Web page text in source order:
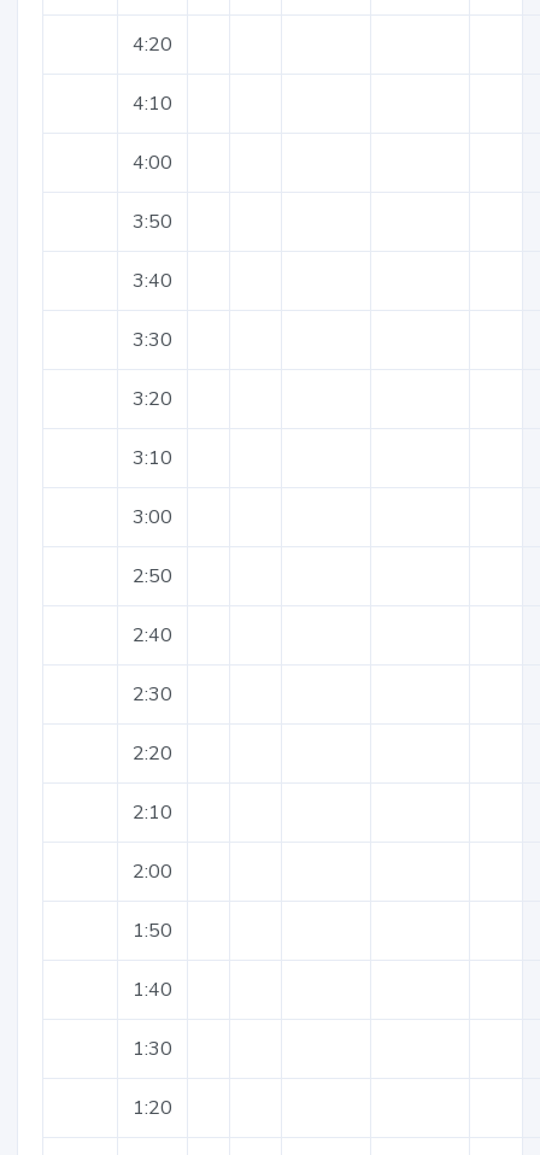
4:20
4:10
4:00
3:50
3:40
3:30
3:20
3:10
3:00
2:50
2:40
2:30
2:20
2:10
2:00
1:50
1:40
1:30
1:20